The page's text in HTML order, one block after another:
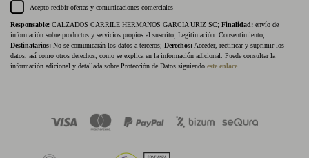
Acepto recibir ofertas y comunicaciones comerciales
Responsable: CALZADOS CARRILE HERMANOS GARCIA URIZ SC; Finalidad: envío de
información sobre productos y servicios propios al suscrito; Legitimación: Consentimiento;
Destinatarios: No se comunicarán los datos a terceros; Derechos: Acceder, rectificar y suprimir los
datos, así como otros derechos, como se explica en la información adicional. Puede consultar la
información adicional y detallada sobre Protección de Datos siguiendo este enlace